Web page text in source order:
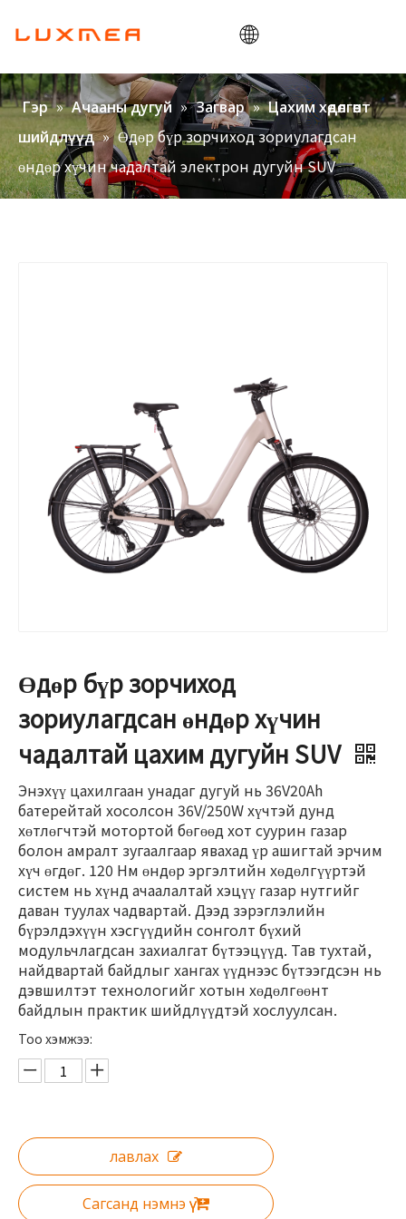
Гэр
Компани
Ачааны дугуй
Хэрэгсэл
Гэр » Ачааны дугуй » Загвар » Цахим хөдөлгөөнт
шийдлүүд » Өдөр бүр зорчиход зориулагдсан
өндөр хүчин чадалтай электрон дугуйн SUV
Өдөр бүр зорчиход
зориулагдсан өндөр хүчин
чадалтай цахим дугуйн SUV
Энэхүү цахилгаан унадаг дугуй нь 36V20Ah
батерейтай хосолсон 36V/250W хүчтэй дунд
хөтлөгчтэй мотортой бөгөөд хот суурин газар
болон амралт зугаалгаар явахад үр ашигтай эрчим
хүч өгдөг. 120 Нм өндөр эргэлтийн хөдөлгүүртэй
систем нь хүнд ачаалалтай хэцүү газар нутгийг
даван туулах чадвартай. Дээд зэрэглэлийн
бүрэлдэхүүн хэсгүүдийн сонголт бүхий
модульчлагдсан захиалгат бүтээцүүд. Тав тухтай,
найдвартай байдлыг хангах үүднээс бүтээгдсэн нь
дэвшилтэт технологийг хотын хөдөлгөөнт
байдлын практик шийдлүүдтэй хослуулсан.
Тоо хэмжээ:
лавлах
Сагсанд нэмнэ үү